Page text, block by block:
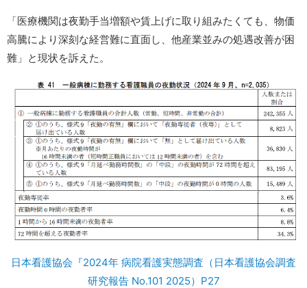
「医療機関は夜勤手当増額や賃上げに取り組みたくても、物価
高騰により深刻な経営難に直面し、他産業並みの処遇改善が困
難」と現状を訴えた。
日本看護協会『2024年 病院看護実態調査（日本看護協会調査
研究報告 No.101 2025）P27